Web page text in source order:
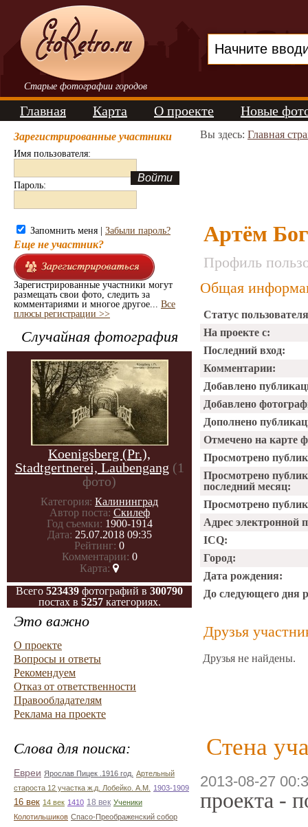
Старые фотографии городов
Главная Карта О проекте Новые
Зарегистрированные участники
Имя пользователя:
Пароль:
Запомнить меня | Забыли пароль?
Еще не участник?
Зарегистрированные участники могут
размещать свои фото, следить за
комментариями и многое другое... Все
плюсы регистрации >>
Случайная фотография
Kоеnigsberg (Pr.),
Stadtgеrtnerei, Laubengang (1
фото)
Категория: Калининград
Автор поста: Скилеф
Год съемки: 1900-1914
Дата: 25.07.2018 09:35
Рейтинг: 0
Комментарии: 0
Карта:
Всего 523439 фотографий в 300790
постах в 5257категориях.
Это важно
О проекте
Вопросы и ответы
Рекомендуем
Отказ от ответственности
Правообладателям
Реклама на проекте
Слова для поиска:
Евреи Ярослав Пицек .1916 год. Артельный
староста 12 участка ж.д. Лобейко. А.М.
1903-1909
16 век 14 век 1410 18 век Ученики
Колотильшиков Спасо-Преображенский собор
Вы здесь: Главная
Артём
Профиль
Общая
Статус
На проекте с:
Последний вход:
Комментарии:
Добавлено
Добавлено
Дополнено
Отмечено на карте
Просмотрено
Просмотрено
последний месяц:
Просмотрено
Адрес электронной
ICQ:
Город:
Дата рождения:
До следующего дня
Друзья
Друзья не найдены.
Стена
2013-08-27
проекта -